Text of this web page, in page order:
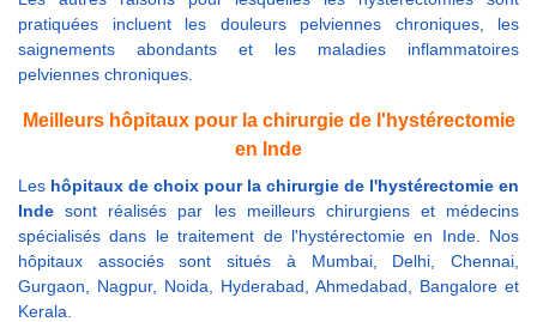
pratiquées incluent les douleurs pelviennes chroniques, les
saignements abondants et les maladies inflammatoires
pelviennes chroniques.
Meilleurs hôpitaux pour la chirurgie de l'hystérectomie
en Inde
Les hôpitaux de choix pour la chirurgie de l'hystérectomie en
Indesont réalisés par les meilleurs chirurgiens et médecins
spécialisés dans le traitement de l'hystérectomie en Inde. Nos
hôpitaux associés sont situés à Mumbai, Delhi, Chennai,
Gurgaon, Nagpur, Noida, Hyderabad, Ahmedabad, Bangalore et
Kerala.